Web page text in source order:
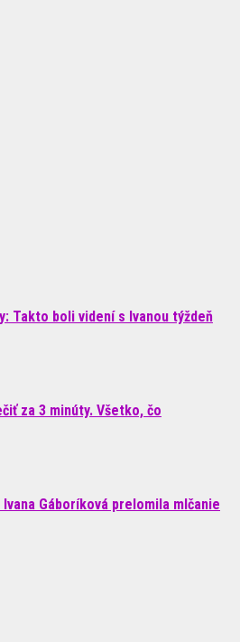
Takto boli videní s Ivanou týždeň
za 3 minúty. Všetko, čo
Gáboríková prelomila mlčanie